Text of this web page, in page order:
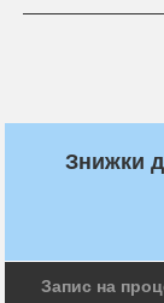
Знижки
Запис на